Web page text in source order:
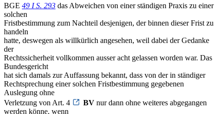
BGE 49 I S. 293 das Abweichen von einer ständigen Praxis zu einer
solchen
Fristbestimmung zum Nachteil desjenigen, der binnen dieser Frist zu
handeln
hatte, deswegen als willkürlich angesehen, weil dabei der Gedanke
der
Rechtssicherheit vollkommen ausser acht gelassen worden war. Das
Bundesgericht
hat sich damals zur Auffassung bekannt, dass von der in ständiger
Rechtsprechung einer solchen Fristbestimmung gegebenen
Auslegung ohne
Verletzung von Art. 4
BV nur dann ohne weiteres abgegangen
werden könne, wenn